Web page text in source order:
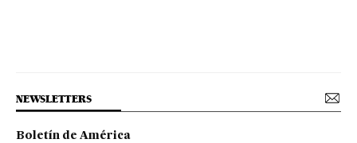
NEWSLETTERS
Boletín de América